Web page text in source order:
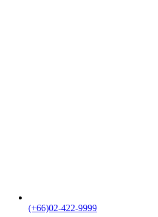
(+66)02-422-9999